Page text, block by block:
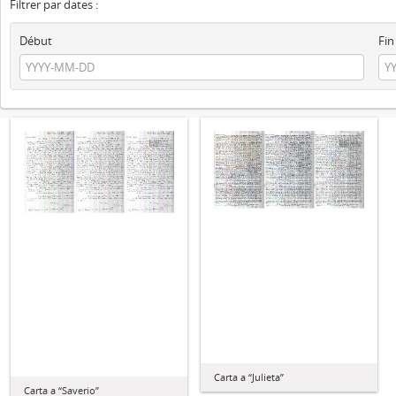
Filtrer par dates :
Début Fin
Carta a “Saverio”
Carta a “Julieta”